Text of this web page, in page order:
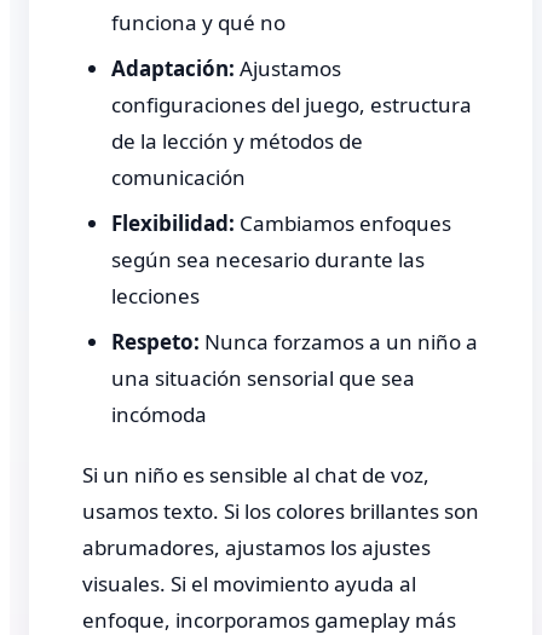
funciona y qué no
Adaptación: Ajustamos
configuraciones del juego, estructura
de la lección y métodos de
comunicación
Flexibilidad: Cambiamos enfoques
según sea necesario durante las
lecciones
Respeto: Nunca forzamos a un niño a
una situación sensorial que sea
incómoda
Si un niño es sensible al chat de voz,
usamos texto. Si los colores brillantes son
abrumadores, ajustamos los ajustes
visuales. Si el movimiento ayuda al
enfoque, incorporamos gameplay más